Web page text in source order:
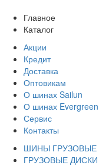
Главное
Каталог
Акции
Кредит
Доставка
Оптовикам
О шинах Sailun
О шинах Evergreen
Сервис
Контакты
ШИНЫ ГРУЗОВЫЕ
ГРУЗОВЫЕ ДИСКИ